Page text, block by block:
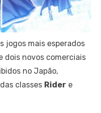
jogos mais esperados
dois novos comerciais
no Japão,
classes Rider e